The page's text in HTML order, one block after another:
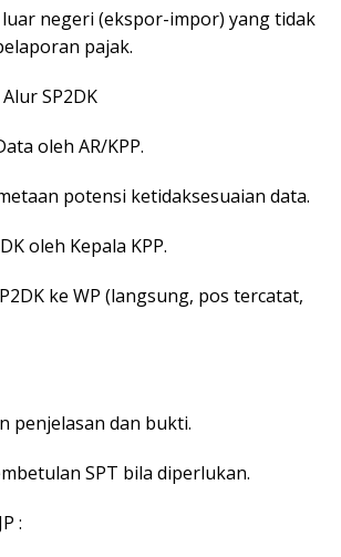
negeri (ekspor-impor) yang tidak
pajak.
SP2DK
oleh AR/KPP.
potensi ketidaksesuaian data.
oleh Kepala KPP.
ke WP (langsung, pos tercatat,
penjelasan dan bukti.
SPT bila diperlukan.
: